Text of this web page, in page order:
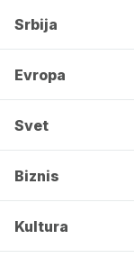
Srbija
Evropa
Svet
Biznis
Kultura